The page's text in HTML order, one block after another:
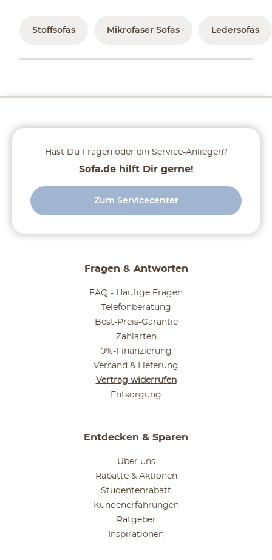
Stoffsofas Mikrofaser Sofas Ledersofas
Fragen & Antworten
FAQ - Häufige Fragen
Telefonberatung
Best-Preis-Garantie
Zahlarten
0%-Finanzierung
Versand & Lieferung
Vertrag widerrufen
Entsorgung
Entdecken & Sparen
Über uns
Rabatte & Aktionen
Studentenrabatt
Kundenerfahrungen
Ratgeber
Inspirationen
Hast Du Fragen oder ein Service-Anliegen?
Sofa.de hilft Dir gerne!
Zum Servicecenter